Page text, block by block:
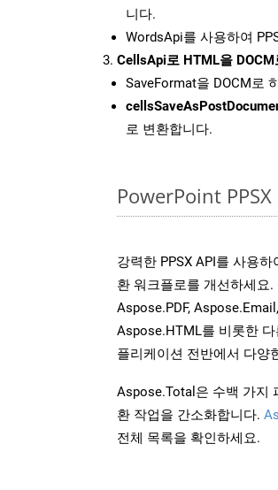
니다.
WordsApi를 사용하여
CellsApi로 HTML을
SaveFormat을 DOCM로
로 변환합니다.
PowerPoint
강력한 PPSX API를 사용
환 워크플로를 개선하세요
Aspose.PDF,
Aspose.HTML를 비롯한
플리케이션 전반에서 다양
Aspose.Total은 수백 가지
환 작업을 간소화합니다.
전체 목록을 확인하세요.